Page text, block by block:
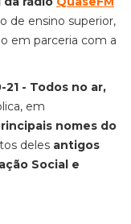
de ensino superior,
em parceria com a
21 - Todos no ar,
em
nomes do
deles antigos
Social e